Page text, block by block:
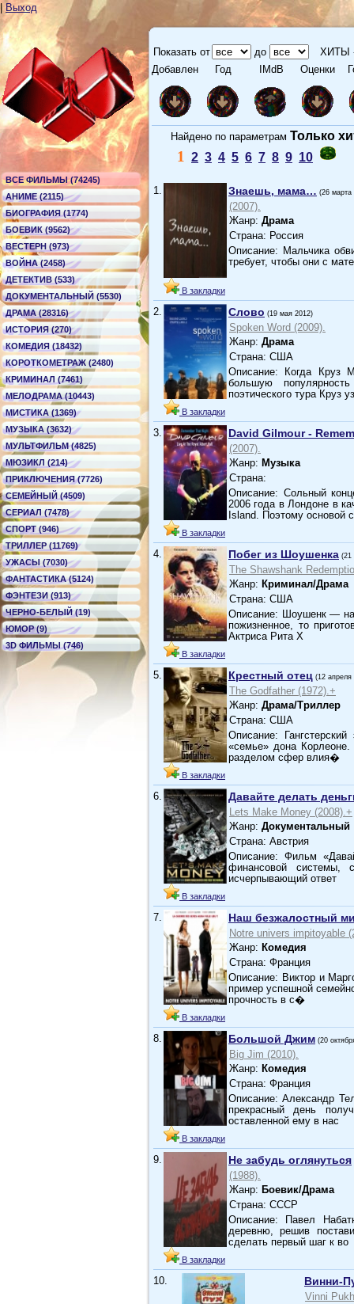
Выход
ВСЕ ФИЛЬМЫ (74245)
АНИМЕ (2115)
БИОГРАФИЯ (1774)
БОЕВИК (9562)
ВЕСТЕРН (973)
ВОЙНА (2458)
ДЕТЕКТИВ (533)
ДОКУМЕНТАЛЬНЫЙ (5530)
ДРАМА (28316)
ИСТОРИЯ (270)
КОМЕДИЯ (18432)
КОРОТКОМЕТРАЖ (2480)
КРИМИНАЛ (7461)
МЕЛОДРАМА (10443)
МИСТИКА (1369)
МУЗЫКА (3632)
МУЛЬТФИЛЬМ (4825)
МЮЗИКЛ (214)
ПРИКЛЮЧЕНИЯ (7726)
СЕМЕЙНЫЙ (4509)
СЕРИАЛ (7478)
СПОРТ (946)
ТРИЛЛЕР (11769)
УЖАСЫ (7030)
ФАНТАСТИКА (5124)
ФЭНТЕЗИ (913)
ЧЕРНО-БЕЛЫЙ (19)
ЮМОР (9)
3D ФИЛЬМЫ (746)
Показать от до
ХИТЫ
Добавлен Год IMdB Оценки
Найдено по параметрам Только
1 2 3 4 5 6 7 8 9 10
1.
В закладки
Знаешь, мама… (26 марта
(2007).
Жанр: Драма
Страна: Россия
Описание: Мальчика
требует, чтобы они с
2.
В закладки
Слово (19 мая 2012)
Spoken Word (2009).
Жанр: Драма
Страна: США
Описание: Когда Круз
большую
поэтического тура Круз
3.
В закладки
David Gilmour -
(2007).
Жанр: Музыка
Страна:
Описание: Сольный
2006 года в Лондоне в
Island. Поэтому основой
4.
В закладки
Побег из Шоушенка (21
The Shawshank
Жанр: Криминал/Драма
Страна: США
Описание: Шоушенк —
пожизненное, то
Актриса Рита Х
5.
В закладки
Крестный отец (12 апреля
The Godfather (1972).+
Жанр: Драма/Триллер
Страна: США
Описание:
«семье» дона
разделом сфер влия�
6.
В закладки
Давайте делать
Lets Make Money (2008).+
Жанр: Документальный
Страна: Австрия
Описание: Фильм
финансовой системы,
исчерпывающий ответ
7.
В закладки
Наш безжалостный
Notre univers impitoyable
Жанр: Комедия
Страна: Франция
Описание: Виктор и
пример успешной
прочность в с�
8.
В закладки
Большой Джим (20
Big Jim (2010).
Жанр: Комедия
Страна: Франция
Описание: Александр
прекрасный день
оставленной ему в нас
9.
В закладки
Не забудь оглянуться
(1988).
Жанр: Боевик/Драма
Страна: СССР
Описание: Павел
деревню, решив
сделать первый шаг к во
10. Винни-
Vinni